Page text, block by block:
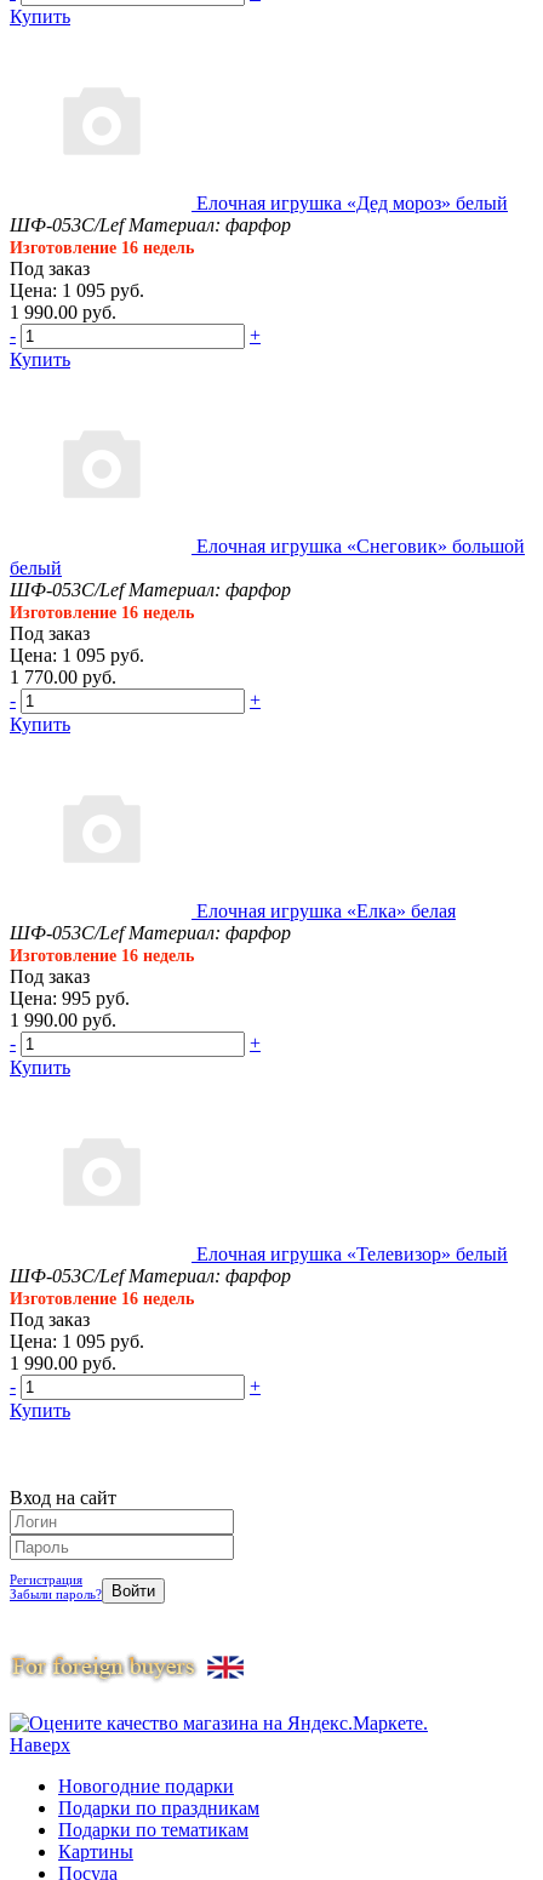
Купить
Елочная игрушка «Дед мороз» белый
ШФ-053С/Lef Материал: фарфор
Изготовление 16 недель
Под заказ
Цена: 1 095 руб.
1 990.00 руб.
-
+
Купить
Елочная игрушка «Снеговик» большой
белый
ШФ-053С/Lef Материал: фарфор
Изготовление 16 недель
Под заказ
Цена: 1 095 руб.
1 770.00 руб.
-
+
Купить
Елочная игрушка «Елка» белая
ШФ-053С/Lef Материал: фарфор
Изготовление 16 недель
Под заказ
Цена: 995 руб.
1 990.00 руб.
-
+
Купить
Елочная игрушка «Телевизор» белый
ШФ-053С/Lef Материал: фарфор
Изготовление 16 недель
Под заказ
Цена: 1 095 руб.
1 990.00 руб.
-
+
Купить
Вход на сайт
Регистрация
Забыли пароль?
Наверх
Новогодние подарки
Подарки по праздникам
Подарки по тематикам
Картины
Посуда